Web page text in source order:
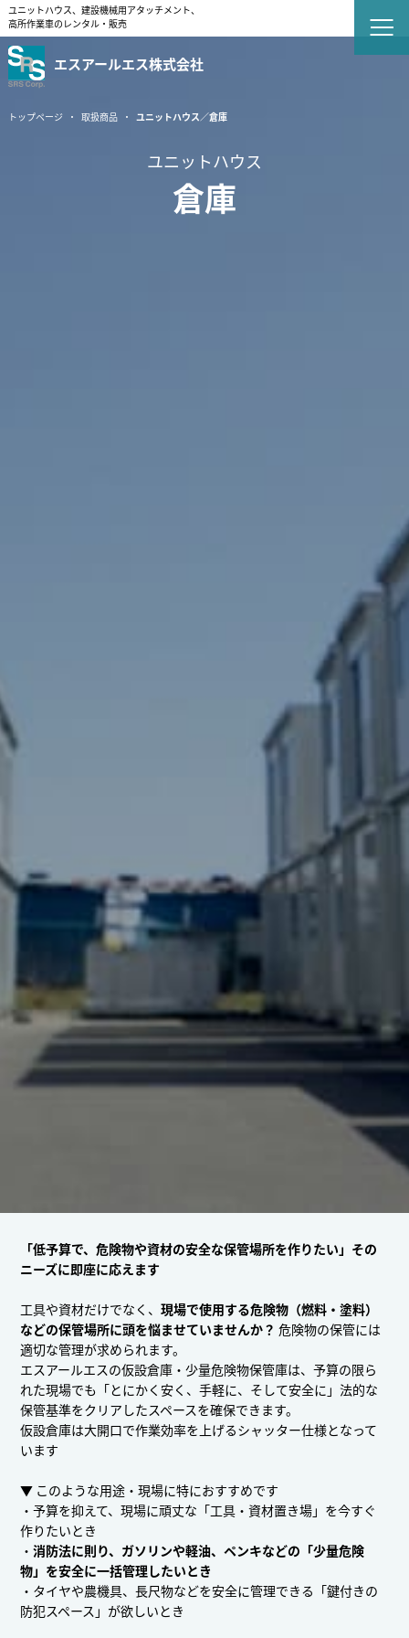
ユニットハウス、建設機械用アタッチメント、
高所作業車のレンタル・販売
エスアールエス株式会社
ユニットハウス
倉庫
トップページ 取扱商品 ユニットハウス／倉庫
「低予算で、危険物や資材の安全な保管場所を作りたい」その
ニーズに即座に応えます
工具や資材だけでなく、現場で使用する危険物（燃料・塗料）
などの保管場所に頭を悩ませていませんか？危険物の保管には
適切な管理が求められます。
エスアールエスの仮設倉庫・少量危険物保管庫は、予算の限ら
れた現場でも「とにかく安く、手軽に、そして安全に」法的な
保管基準をクリアしたスペースを確保できます。
仮設倉庫は大開口で作業効率を上げるシャッター仕様となって
います
▼ このような用途・現場に特におすすめです
・予算を抑えて、現場に頑丈な「工具・資材置き場」を今すぐ
作りたいとき
・消防法に則り、ガソリンや軽油、ペンキなどの「少量危険
物」を安全に一括管理したいとき
・タイヤや農機具、長尺物などを安全に管理できる「鍵付きの
防犯スペース」が欲しいとき